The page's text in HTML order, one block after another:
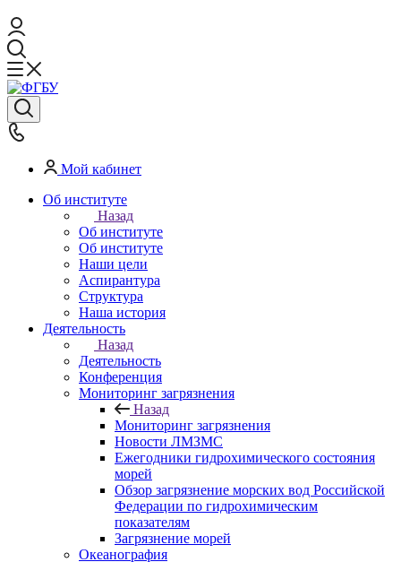
Мой кабинет
Об институте
Назад
Об институте
Об институте
Наши цели
Аспирантура
Структура
Наша история
Деятельность
Назад
Деятельность
Конференция
Мониторинг загрязнения
Назад
Мониторинг загрязнения
Новости ЛМЗМС
Ежегодники гидрохимического состояния
морей
Обзор загрязнение морских вод Российской
Федерации по гидрохимическим
показателям
Загрязнение морей
Океанография